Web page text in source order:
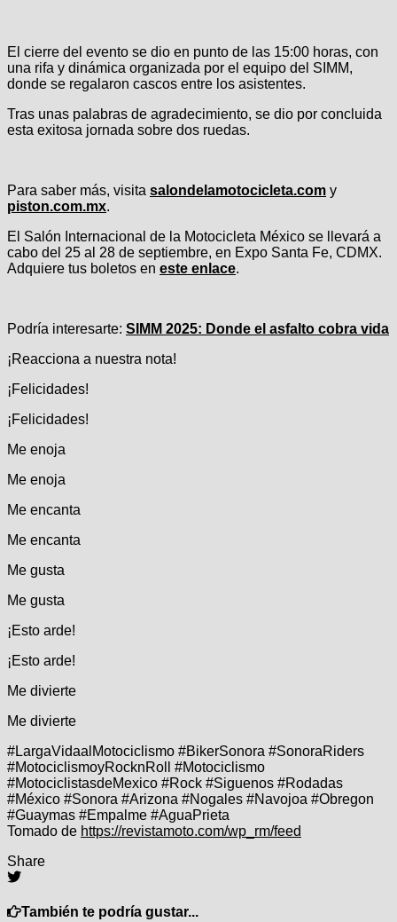
El cierre del evento se dio en punto de las 15:00 horas, con
una rifa y dinámica organizada por el equipo del SIMM,
donde se regalaron cascos entre los asistentes.
Tras unas palabras de agradecimiento, se dio por concluida
esta exitosa jornada sobre dos ruedas.
Para saber más, visita salondelamotocicleta.com y
piston.com.mx.
El Salón Internacional de la Motocicleta México se llevará a
cabo del 25 al 28 de septiembre, en Expo Santa Fe, CDMX.
Adquiere tus boletos en este enlace.
Podría interesarte: SIMM 2025: Donde el asfalto cobra vida
¡Reacciona a nuestra nota!
¡Felicidades!
¡Felicidades!
Me enoja
Me enoja
Me encanta
Me encanta
Me gusta
Me gusta
¡Esto arde!
¡Esto arde!
Me divierte
Me divierte
#LargaVidaalMotociclismo #BikerSonora #SonoraRiders
#MotociclismoyRocknRoll #Motociclismo
#MotociclistasdeMexico #Rock #Siguenos #Rodadas
#México #Sonora #Arizona #Nogales #Navojoa #Obregon
#Guaymas #Empalme #AguaPrieta
Tomado de https://revistamoto.com/wp_rm/feed
Share
También te podría gustar...